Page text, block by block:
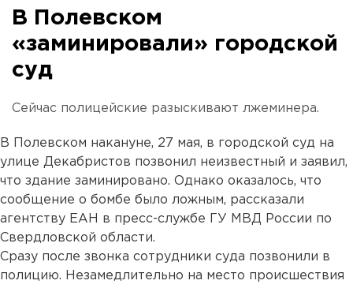
В Полевском
«заминировали» городской
суд
Сейчас полицейские разыскивают лжеминера.
В Полевском накануне, 27 мая, в городской суд на
улице Декабристов позвонил неизвестный и заявил,
что здание заминировано. Однако оказалось, что
сообщение о бомбе было ложным, рассказали
агентству ЕАН в пресс-службе ГУ МВД России по
Свердловской области.
Сразу после звонка сотрудники суда позвонили в
полицию. Незамедлительно на место происшествия